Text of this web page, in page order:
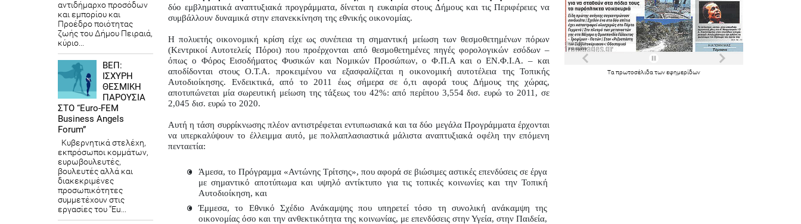
δύο εμβληματικά αναπτυξιακά προγράμματα, δίνεται η ευκαιρία στους Δήμους και τις Περιφέρειες να
συμβάλλουν δυναμικά στην επανεκκίνηση της εθνικής οικονομίας.
Η πολυετής οικονομική κρίση είχε ως συνέπεια τη σημαντική μείωση των θεσμοθετημένων πόρων
(Κεντρικοί Αυτοτελείς Πόροι) που προέρχονται από θεσμοθετημένες πηγές φορολογικών εσόδων –
όπως ο Φόρος Εισοδήματος Φυσικών και Νομικών Προσώπων, ο Φ.Π.Α και ο ΕΝ.Φ.Ι.Α. – και
αποδίδονται στους Ο.Τ.Α. προκειμένου να εξασφαλίζεται η οικονομική αυτοτέλεια της Τοπικής
Αυτοδιοίκησης. Ενδεικτικά, από το 2011 έως σήμερα σε ό,τι αφορά τους Δήμους της χώρας,
αποτυπώνεται μία σωρευτική μείωση της τάξεως του 42%: από περίπου 3,554 δισ. ευρώ το 2011, σε
2,045 δισ. ευρώ το 2020.
Αυτή η τάση συρρίκνωσης πλέον αντιστρέφεται εντυπωσιακά και τα δύο μεγάλα Προγράμματα έρχονται
να υπερκαλύψουν το έλλειμμα αυτό, με πολλαπλασιαστικά μάλιστα αναπτυξιακά οφέλη την επόμενη
πενταετία:
Άμεσα, το Πρόγραμμα «Αντώνης Τρίτσης», που αφορά σε βιώσιμες αστικές επενδύσεις σε έργα
με σημαντικό αποτύπωμα και υψηλό αντίκτυπο για τις τοπικές κοινωνίες και την Τοπική
Αυτοδιοίκηση, και
Έμμεσα, το Εθνικό Σχέδιο Ανάκαμψης που υπηρετεί τόσο τη συνολική ανάκαμψη της
οικονομίας όσο και την ανθεκτικότητα της κοινωνίας, με επενδύσεις στην Υγεία, στην Παιδεία,
Τα πρωτοσέλιδα τωνεφημερίδων
αντιδήμαρχο προσόδων
και εμπορίου και
Προέδρο ποιότητας
ζωής του Δήμου Πειραιά,
κύριο...
ΒΕΠ:
ΙΣΧΥΡΗ
ΘΕΣΜΙΚΗ
ΠΑΡΟΥΣΙΑ
ΣΤΟ “Euro-FEM
Business Angels
Forum”
Κυβερνητικά στελέχη,
εκπρόσωποι κομμάτων,
ευρωβουλευτές,
βουλευτές αλλά και
διακεκριμένες
προσωπικότητες
συμμετέχουν στις
εργασίες του “Eu...